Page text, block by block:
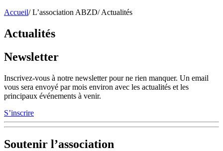
Accueil/ L’association ABZD/ Actualités
Actualités
Newsletter
Inscrivez-vous à notre newsletter pour ne rien manquer. Un email
vous sera envoyé par mois environ avec les actualités et les
principaux événements à venir.
S’inscrire
Soutenir l’association